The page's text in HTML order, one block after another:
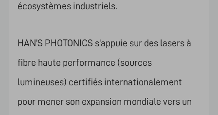
écosystèmes industriels.
HAN'S PHOTONICS s'appuie sur des lasers à
fibre haute performance (sources
lumineuses) certifiés internationalement
pour mener son expansion mondiale vers un